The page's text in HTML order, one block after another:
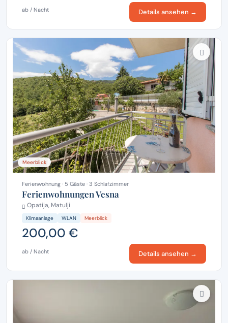
ab / Nacht Details ansehen →
Meerblick
Ferienwohnung · 5 Gäste · 3 Schlafzimmer
Ferienwohnungen Vesna
Opatija, Matulji
Klimaanlage WLAN Meerblick
200,00 €
ab / Nacht Details ansehen →